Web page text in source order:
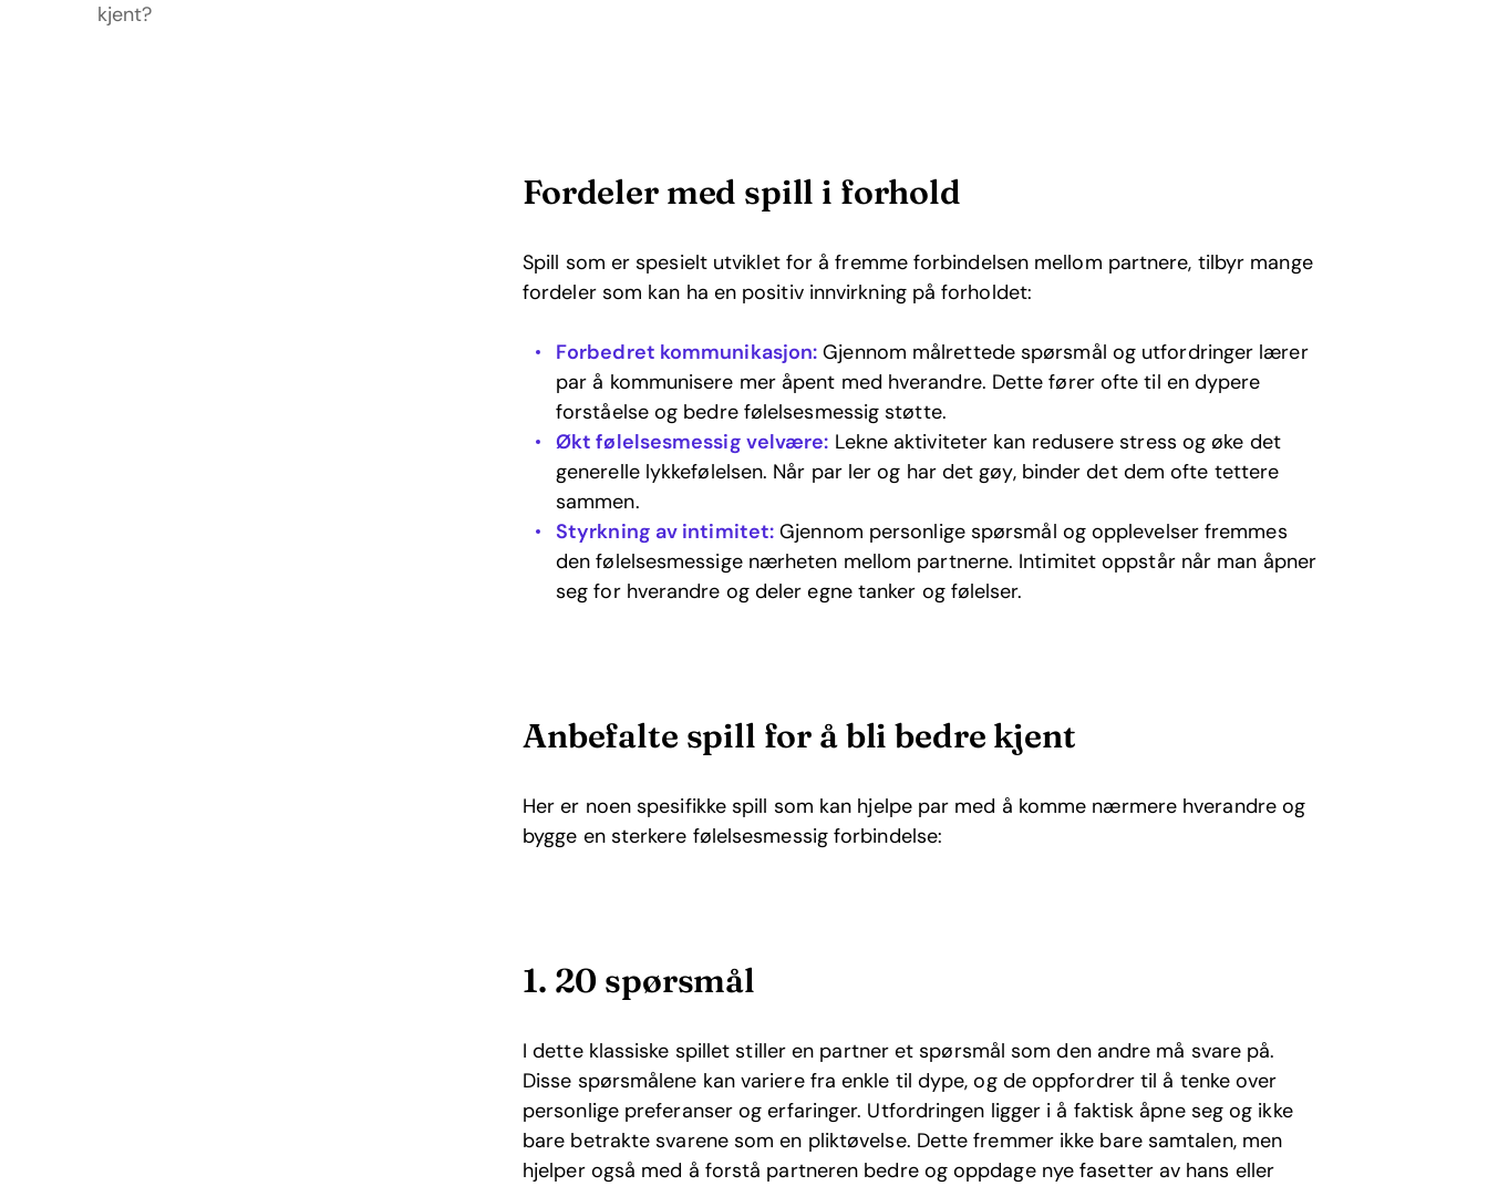
kjent?
Fordeler med spill i forhold
Spill som er spesielt utviklet for å fremme forbindelsen mellom partnere, tilbyr mange
fordeler som kan ha en positiv innvirkning på forholdet:
Forbedret kommunikasjon: Gjennom målrettede spørsmål og utfordringer lærer
par å kommunisere mer åpent med hverandre. Dette fører ofte til en dypere
forståelse og bedre følelsesmessig støtte.
Økt følelsesmessig velvære: Lekne aktiviteter kan redusere stress og øke det
generelle lykkefølelsen. Når par ler og har det gøy, binder det dem ofte tettere
sammen.
Styrkning av intimitet: Gjennom personlige spørsmål og opplevelser fremmes
den følelsesmessige nærheten mellom partnerne. Intimitet oppstår når man åpner
seg for hverandre og deler egne tanker og følelser.
Anbefalte spill for å bli bedre kjent
Her er noen spesifikke spill som kan hjelpe par med å komme nærmere hverandre og
bygge en sterkere følelsesmessig forbindelse:
1. 20 spørsmål
I dette klassiske spillet stiller en partner et spørsmål som den andre må svare på.
Disse spørsmålene kan variere fra enkle til dype, og de oppfordrer til å tenke over
personlige preferanser og erfaringer. Utfordringen ligger i å faktisk åpne seg og ikke
bare betrakte svarene som en pliktøvelse. Dette fremmer ikke bare samtalen, men
hjelper også med å forstå partneren bedre og oppdage nye fasetter av hans eller